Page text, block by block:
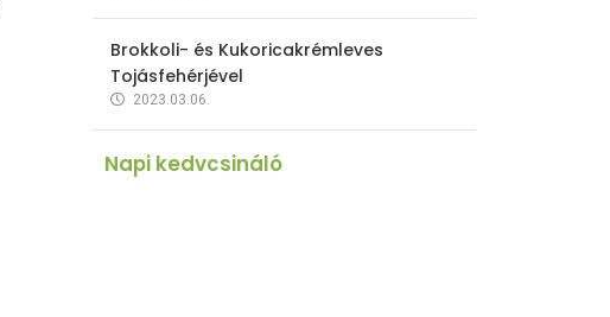
Brokkoli- és Kukoricakrémleves
Tojásfehérjével
2023.03.06.
Napi kedvcsináló